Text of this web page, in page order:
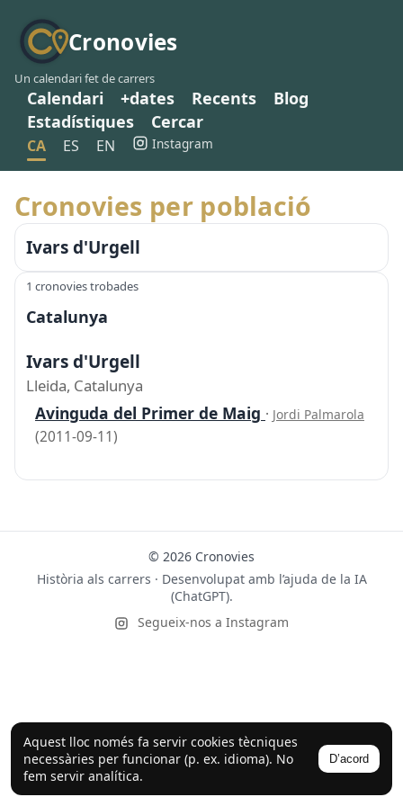
Cronovies
Un calendari fet de carrers
Calendari +dates Recents
Blog
Estadístiques
Cercar
CA ES EN Instagram
Aquest lloc només fa servir cookies tècniques
necessàries per funcionar (p. ex. idioma). No
fem servir analítica.
D’acord
Cronovies per població
Ivars d'Urgell
1 cronovies trobades
Catalunya
Ivars d'Urgell
Lleida, Catalunya
Avinguda del Primer de Maig · Jordi Palmarola
(2011-09-11)
© 2026 Cronovies
Història als carrers · Desenvolupat amb l’ajuda de la IA
(ChatGPT).
Segueix-nos a Instagram